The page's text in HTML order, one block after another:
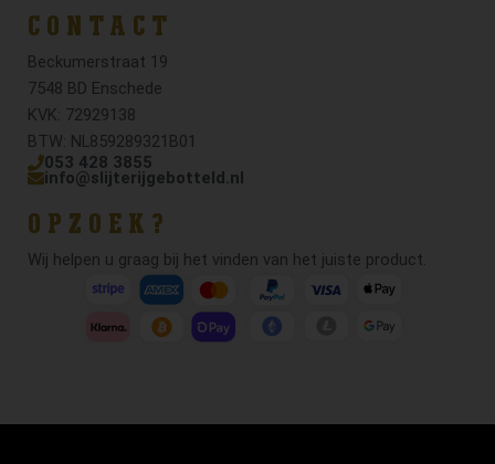
CONTACT
Beckumerstraat 19
7548 BD Enschede
KVK: 72929138
BTW: NL859289321B01
053 428 3855
info@slijterijgebotteld.nl
OPZOEK?
Wij helpen u graag bij het vinden van het juiste product.